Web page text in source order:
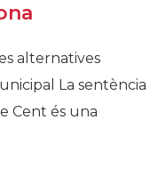
Institut d’Estudis
Econòmics i Socials
Organitzacions
Organitzacions
alternatives
La sentència
Cent és una